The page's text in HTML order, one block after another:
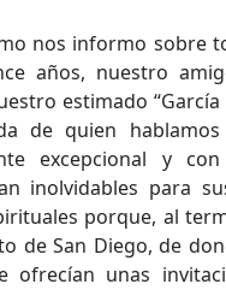
nos informo sobre
años, nuestro
estimado “García
de quien
excepcional y
inolvidables para
porque, al
de San Diego, de
ofrecían unas